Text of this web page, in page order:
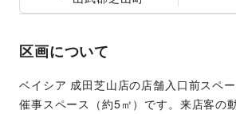
区画について
ベイシア 成田芝山店の店舗入口前スペ
催事スペース（約5㎡）です。来店客の